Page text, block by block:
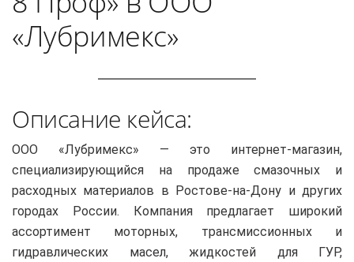
«Лубримекс»
Описание кейса:
ООО «Лубримекс» — это интернет-магазин,
специализирующийся на продаже смазочных и
расходных материалов в Ростове-на-Дону и других
городах России. Компания предлагает широкий
ассортимент моторных, трансмиссионных и
гидравлических масел, жидкостей для ГУР,